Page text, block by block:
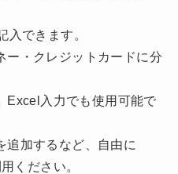
入できます。
ー・クレジットカードに分
Excel入力でも使用可能で
追加するなど、自由に
ください。